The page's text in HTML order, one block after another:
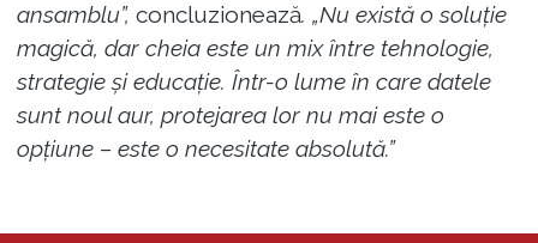
ansamblu”,concluzionează. „Nu există o soluție
magică, dar cheia este un mix între tehnologie,
strategie și educație. Într-o lume în care datele
sunt noul aur, protejarea lor nu mai este o
opțiune – este o necesitate absolută.”